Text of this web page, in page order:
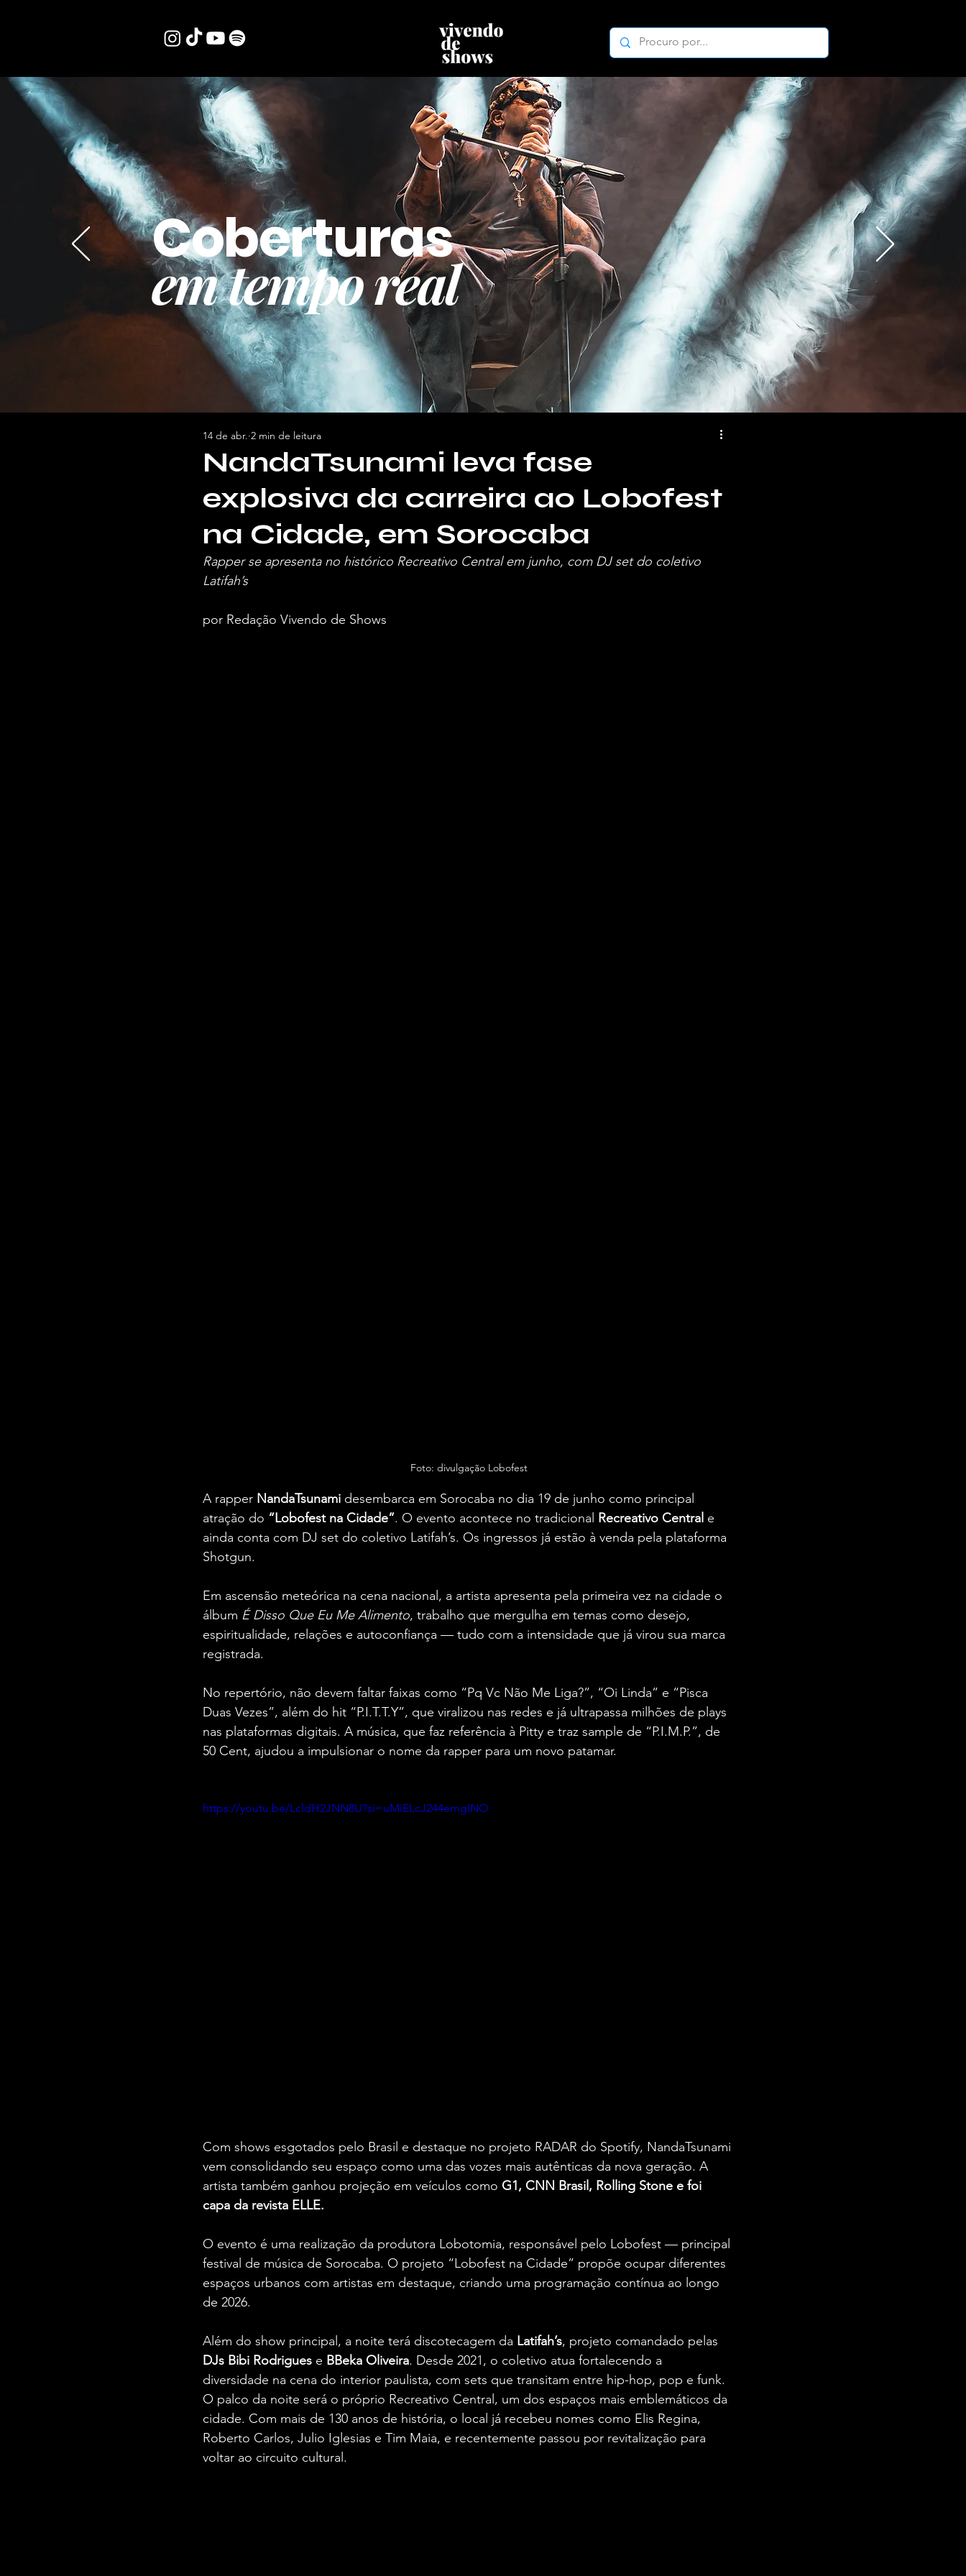
Coberturas
em tempo real
NandaTsunami leva fase
explosiva da carreira ao Lobofest
na Cidade, em Sorocaba
14 de abr. 2 min de leitura
Rapper se apresenta no histórico Recreativo Central em junho, com DJ set do coletivo
Latifah’s
por Redação Vivendo de Shows
Foto: divulgação Lobofest
A rapper NandaTsunami desembarca em Sorocaba no dia 19 de junho como principal
atração do “Lobofest na Cidade”. O evento acontece no tradicional Recreativo Central e
ainda conta com DJ set do coletivo Latifah’s. Os ingressos já estão à venda pela plataforma
Shotgun.
Em ascensão meteórica na cena nacional, a artista apresenta pela primeira vez na cidade o
álbum É Disso Que Eu Me Alimento, trabalho que mergulha em temas como desejo,
espiritualidade, relações e autoconfiança — tudo com a intensidade que já virou sua marca
registrada.
No repertório, não devem faltar faixas como “Pq Vc Não Me Liga?”, “Oi Linda” e “Pisca
Duas Vezes”, além do hit “P.I.T.T.Y”, que viralizou nas redes e já ultrapassa milhões de plays
nas plataformas digitais. A música, que faz referência à Pitty e traz sample de “P.I.M.P.”, de
50 Cent, ajudou a impulsionar o nome da rapper para um novo patamar.
https://youtu.be/LcldH2JNN8U?si=uMiELcJ244emgINO
Com shows esgotados pelo Brasil e destaque no projeto RADAR do Spotify, NandaTsunami
vem consolidando seu espaço como uma das vozes mais autênticas da nova geração. A
artista também ganhou projeção em veículos como G1, CNN Brasil, Rolling Stone e foi
capa da revista ELLE.
O evento é uma realização da produtora Lobotomia, responsável pelo Lobofest — principal
festival de música de Sorocaba. O projeto “Lobofest na Cidade” propõe ocupar diferentes
espaços urbanos com artistas em destaque, criando uma programação contínua ao longo
de 2026.
Além do show principal, a noite terá discotecagem da Latifah’s, projeto comandado pelas
DJs Bibi Rodrigues e BBeka Oliveira. Desde 2021, o coletivo atua fortalecendo a
diversidade na cena do interior paulista, com sets que transitam entre hip-hop, pop e funk.
O palco da noite será o próprio Recreativo Central, um dos espaços mais emblemáticos da
cidade. Com mais de 130 anos de história, o local já recebeu nomes como Elis Regina,
Roberto Carlos, Julio Iglesias e Tim Maia, e recentemente passou por revitalização para
voltar ao circuito cultural.